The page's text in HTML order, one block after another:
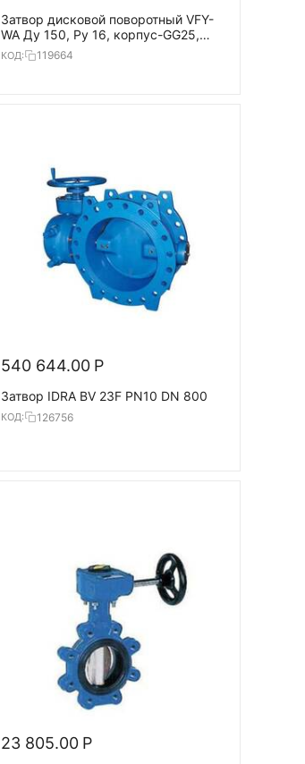
Затвор дисковой поворотный VFY-
WA Ду 150, Ру 16, корпус-GG25,
диск-GG25,EPDM, AMB-Y
110/230В,T=120°С
КОД: 119664
540 644.00 Р
Затвор IDRA BV 23F PN10 DN 800
КОД: 126756
23 805.00 Р